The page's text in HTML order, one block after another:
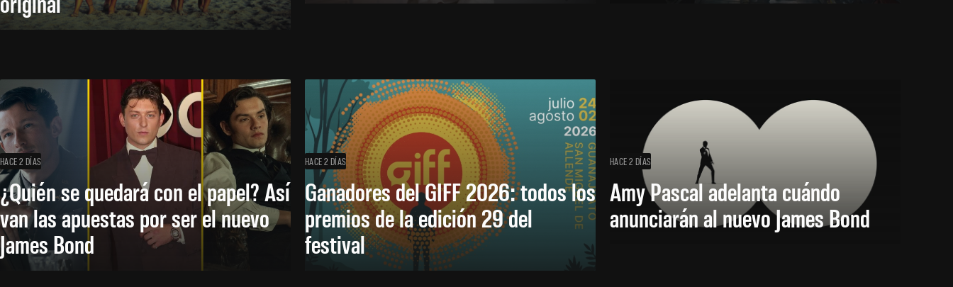
HACE 2 DÍAS
¿Quién se quedará con el papel? Así
van las apuestas por ser el nuevo
James Bond
HACE 2 DÍAS
Ganadores del GIFF 2026: todos los
premios de la edición 29 del
festival
HACE 2 DÍAS
Amy Pascal adelanta cuándo
anunciarán al nuevo James Bond